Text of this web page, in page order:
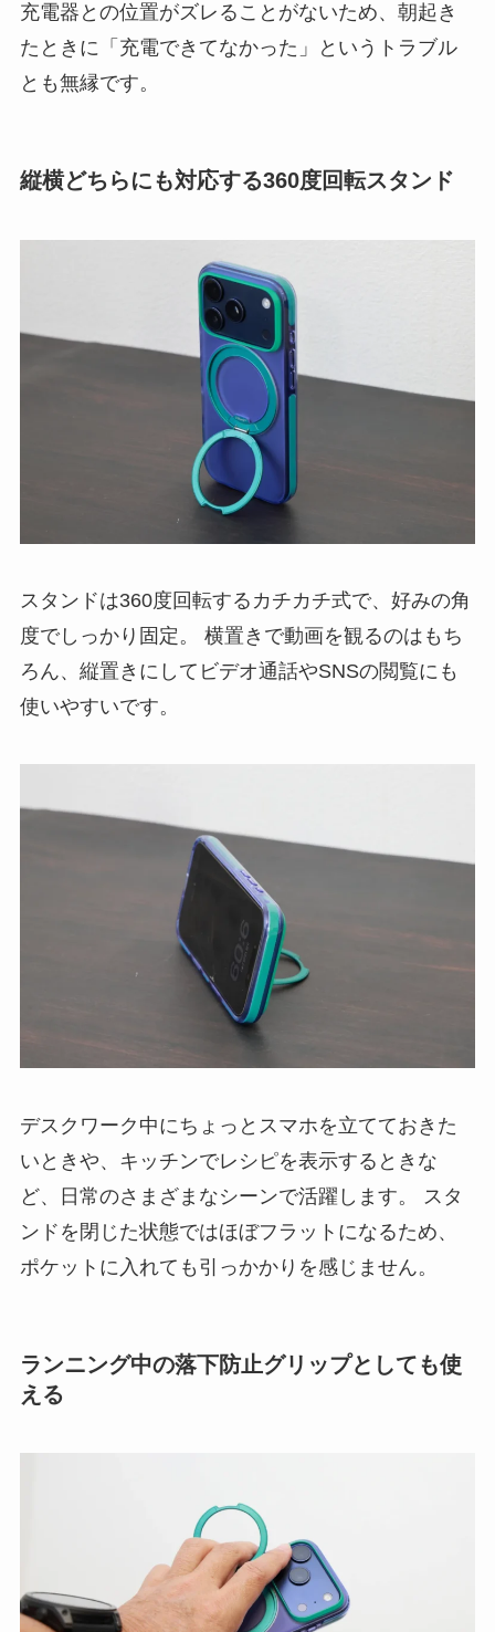
充電器との位置がズレることがないため、朝起き
たときに「充電できてなかった」というトラブル
とも無縁です。
縦横どちらにも対応する360度回転スタンド
スタンドは360度回転するカチカチ式で、好みの角
度でしっかり固定。 横置きで動画を観るのはもち
ろん、縦置きにしてビデオ通話やSNSの閲覧にも
使いやすいです。
デスクワーク中にちょっとスマホを立てておきた
いときや、キッチンでレシピを表示するときな
ど、日常のさまざまなシーンで活躍します。 スタ
ンドを閉じた状態ではほぼフラットになるため、
ポケットに入れても引っかかりを感じません。
ランニング中の落下防止グリップとしても使
える